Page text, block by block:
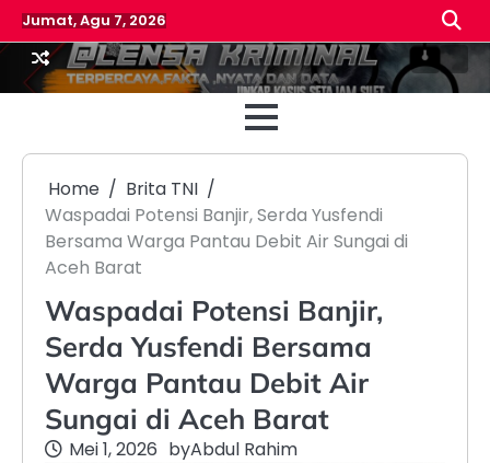
Skip
to
content
Jumat, Agu 7, 2026
Beranda
Home
Brita TNI
Waspadai Potensi Banjir, Serda Yusfendi
Bersama Warga Pantau Debit Air Sungai di
Aceh Barat
Waspadai Potensi Banjir,
Serda Yusfendi Bersama
Warga Pantau Debit Air
Sungai di Aceh Barat
Mei 1, 2026 byAbdul Rahim